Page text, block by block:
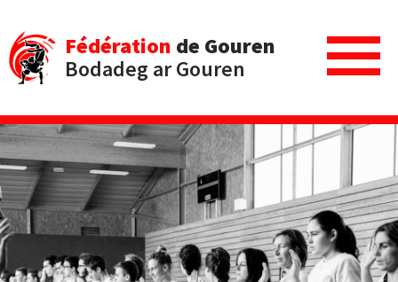
Fédération de Gouren
Bodadeg ar Gouren